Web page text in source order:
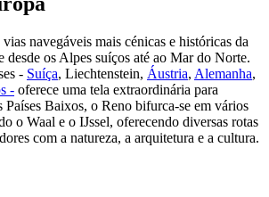
vias navegáveis mais cénicas e históricas da
desde os Alpes suíços até ao Mar do Norte.
- Suíça, Liechtenstein, Áustria, Alemanha,
- oferece uma tela extraordinária para
Baixos, o Reno bifurca-se em vários
o Waal e o IJssel, oferecendo diversas rotas
com a natureza, a arquitetura e a cultura.